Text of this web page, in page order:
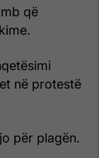
që
në protestë
për plagën.